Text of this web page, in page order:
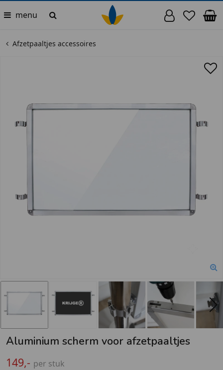
menu
Afzetpaaltjes accessoires
Aluminium scherm voor afzetpaaltjes
149,- per stuk